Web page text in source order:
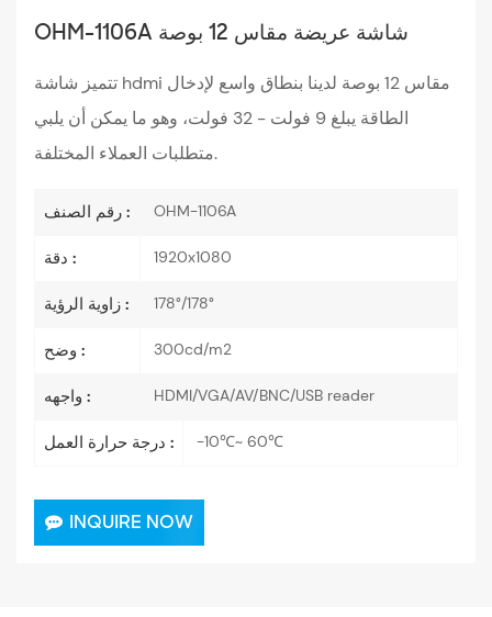
OHM-1106A شاشة عريضة مقاس 12 بوصة
تتميز شاشة hdmi مقاس 12 بوصة لدينا بنطاق واسع لإدخال
الطاقة يبلغ 9 فولت - 32 فولت، وهو ما يمكن أن يلبي
متطلبات العملاء المختلفة.
رقم الصنف : OHM-1106A
دقة : 1920x1080
زاوية الرؤية : 178°/178°
وضح : 300cd/m2
واجهه : HDMI/VGA/AV/BNC/USB reader
درجة حرارة العمل : -10℃~ 60℃
INQUIRE NOW